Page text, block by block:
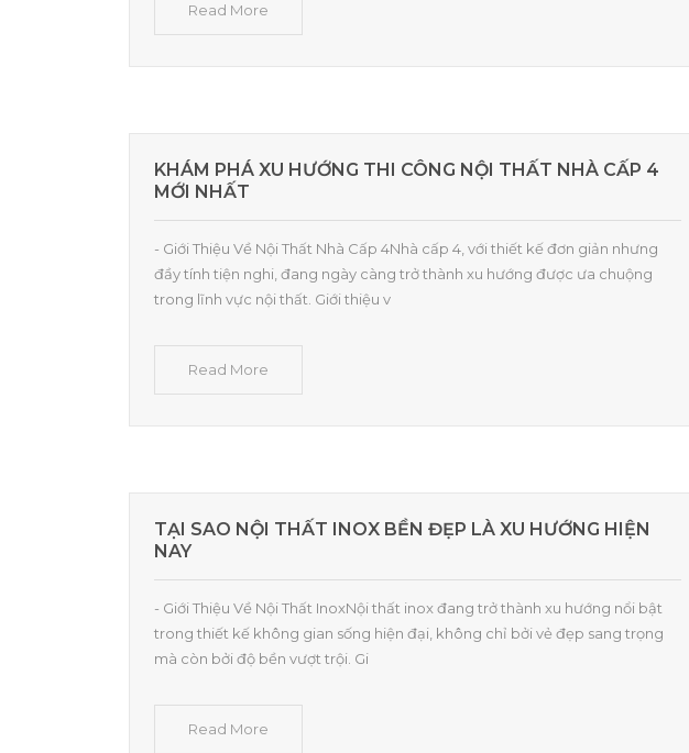
Read More
KHÁM PHÁ XU HƯỚNG THI CÔNG NỘI THẤT NHÀ CẤP 4
MỚI NHẤT
- Giới Thiệu Về Nội Thất Nhà Cấp 4Nhà cấp 4, với thiết kế đơn giản nhưng
đầy tính tiện nghi, đang ngày càng trở thành xu hướng được ưa chuộng
trong lĩnh vực nội thất. Giới thiệu v
Read More
TẠI SAO NỘI THẤT INOX BỀN ĐẸP LÀ XU HƯỚNG HIỆN
NAY
- Giới Thiệu Về Nội Thất InoxNội thất inox đang trở thành xu hướng nổi bật
trong thiết kế không gian sống hiện đại, không chỉ bởi vẻ đẹp sang trọng
mà còn bởi độ bền vượt trội. Gi
Read More